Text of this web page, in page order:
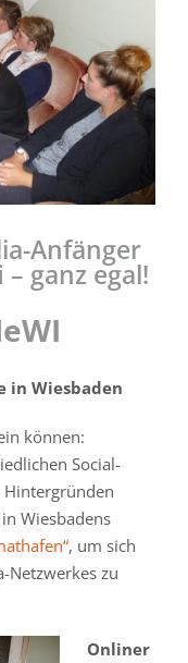
Anfänger
ganz egal!
in Wiesbaden
können:
Social-
Wiesbadens
, um sich
Netzwerkes zu
Onliner